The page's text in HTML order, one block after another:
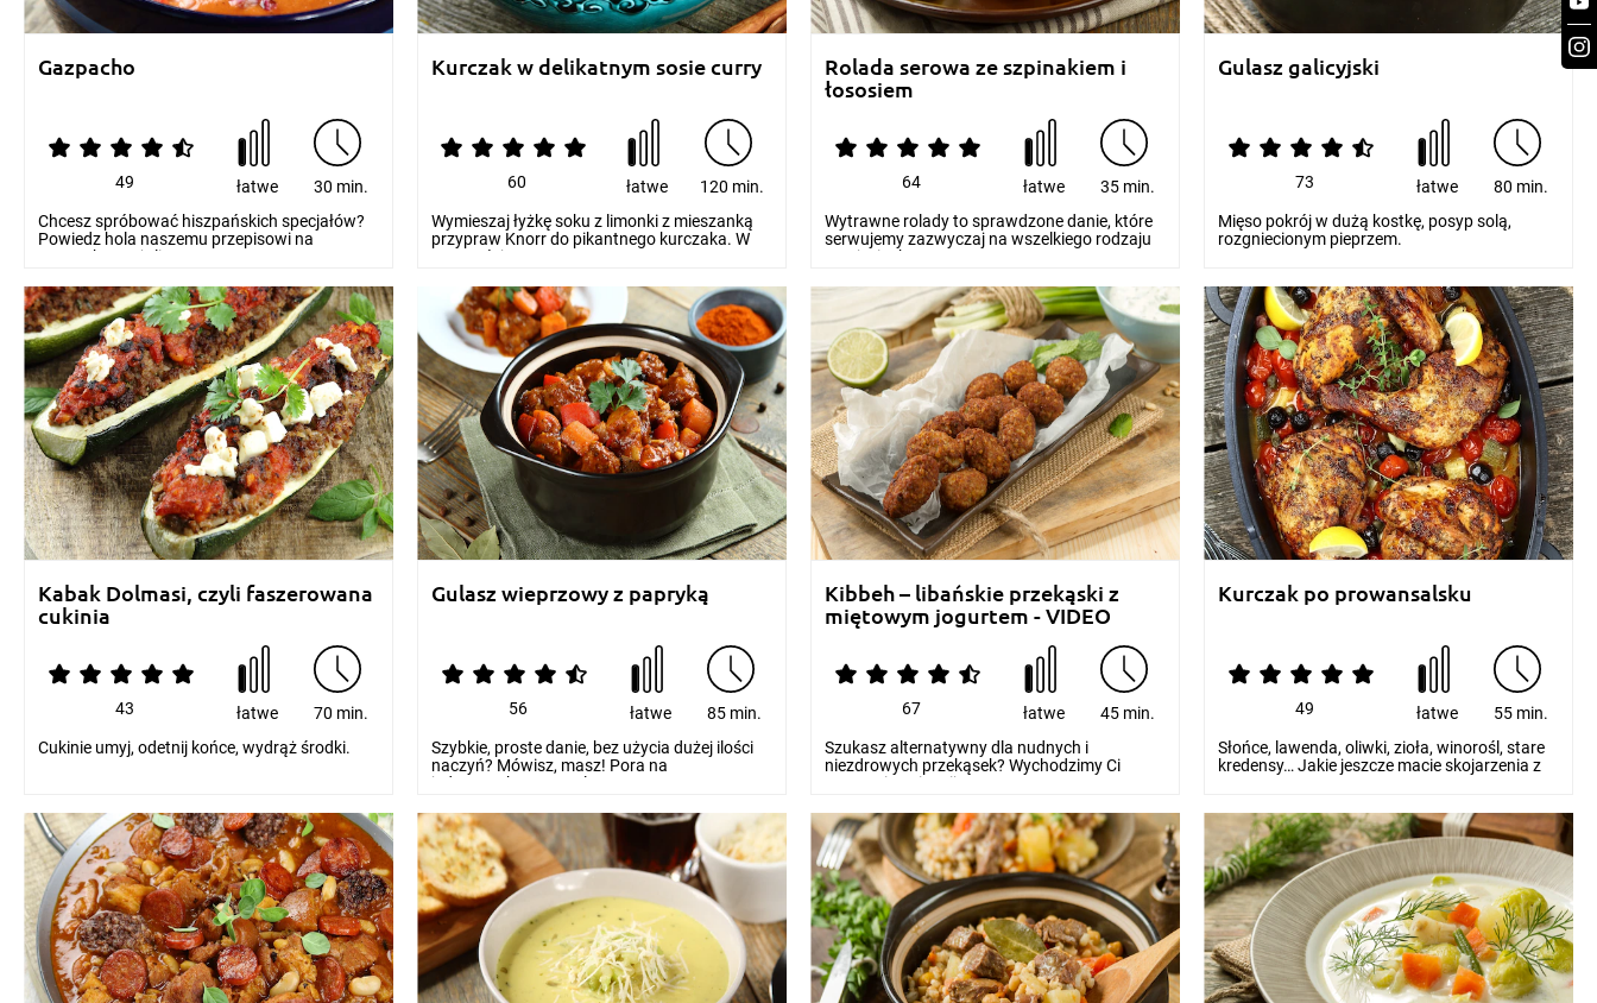
Gazpacho
49 łatwe
30 min.
Chcesz spróbować hiszpańskich specjałów?
Powiedz hola naszemu przepisowi na
gazpacho. Jeżeli zast...
Kurczak w delikatnym sosie curry
60 łatwe
120 min.
Wymieszaj łyżkę soku z limonki z mieszanką
przypraw Knorr do pikantnego kurczaka. W
powstałej mar...
Rolada serowa ze szpinakiem i
łososiem
64 łatwe
35 min.
Wytrawne rolady to sprawdzone danie, które
serwujemy zazwyczaj na wszelkiego rodzaju
przyjęciach...
Gulasz galicyjski
73 łatwe
80 min.
Mięso pokrój w dużą kostkę, posyp solą,
rozgniecionym pieprzem.
Kabak Dolmasi, czyli faszerowana
cukinia
43 łatwe
70 min.
Cukinie umyj, odetnij końce, wydrąż środki.
Gulasz wieprzowy z papryką
56 łatwe
85 min.
Szybkie, proste danie, bez użycia dużej ilości
naczyń? Mówisz, masz! Pora na
jednogarnkowce! Gula...
Kibbeh – libańskie przekąski z
miętowym jogurtem - VIDEO
67 łatwe
45 min.
Szukasz alternatywny dla nudnych i
niezdrowych przekąsek? Wychodzimy Ci
naprzeciw! Sięgnij po prz...
Kurczak po prowansalsku
49 łatwe
55 min.
Słońce, lawenda, oliwki, zioła, winorośl, stare
kredensy… Jakie jeszcze macie skojarzenia z